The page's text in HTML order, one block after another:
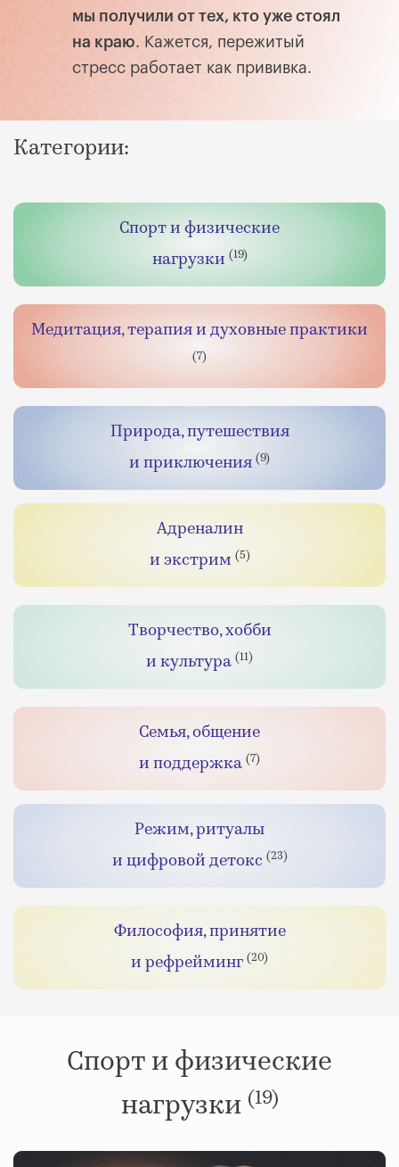
мы получили от тех, кто уже стоял
на краю. Кажется, пережитый
стресс работает как прививка.
Категории:
Спорт и физические
нагрузки (19)
Медитация, терапия и духовные практики
(7)
Природа, путешествия
и приключения (9)
Адреналин
и экстрим (5)
Творчество, хобби
и культура (11)
Семья, общение
и поддержка (7)
Режим, ритуалы
и цифровой детокс (23)
Философия, принятие
и рефрейминг (20)
Спорт и физические
нагрузки (19)